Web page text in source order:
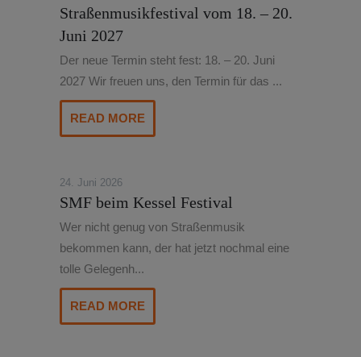
Straßenmusikfestival vom 18. – 20.
Juni 2027
Der neue Termin steht fest: 18. – 20. Juni
2027 Wir freuen uns, den Termin für das ...
READ MORE
24. Juni 2026
SMF beim Kessel Festival
Wer nicht genug von Straßenmusik
bekommen kann, der hat jetzt nochmal eine
tolle Gelegenh...
READ MORE